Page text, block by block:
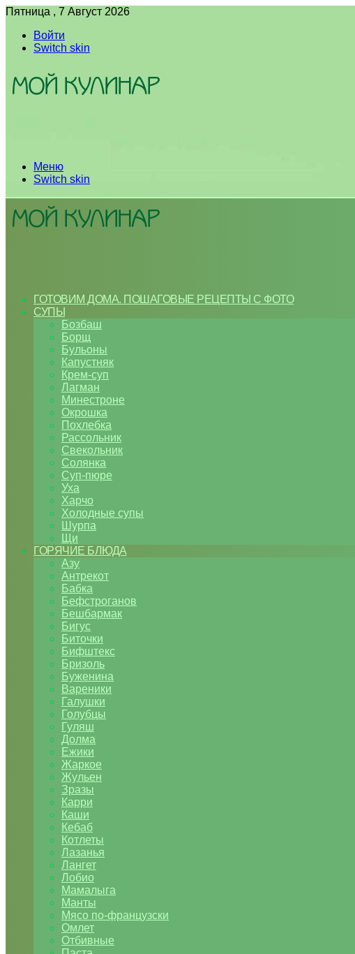
Пятница , 7 Август 2026
Войти
Switch skin
Меню
Switch skin
ГОТОВИМ ДОМА. ПОШАГОВЫЕ РЕЦЕПТЫ С ФОТО
СУПЫ
Бозбаш
Борщ
Бульоны
Капустняк
Крем-суп
Лагман
Минестроне
Окрошка
Похлебка
Рассольник
Свекольник
Солянка
Суп-пюре
Уха
Харчо
Холодные супы
Шурпа
Щи
ГОРЯЧИЕ БЛЮДА
Азу
Антрекот
Бабка
Бефстроганов
Бешбармак
Бигус
Биточки
Бифштекс
Бризоль
Буженина
Вареники
Галушки
Голубцы
Гуляш
Долма
Ежики
Жаркое
Жульен
Зразы
Карри
Каши
Кебаб
Котлеты
Лазанья
Лангет
Лобио
Мамалыга
Манты
Мясо по-французски
Омлет
Отбивные